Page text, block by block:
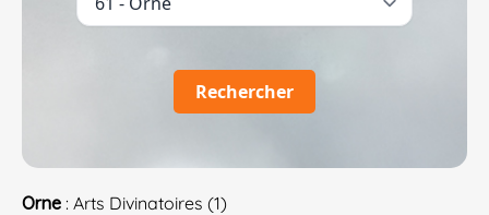
Rechercher
Orne : Arts Divinatoires (1)